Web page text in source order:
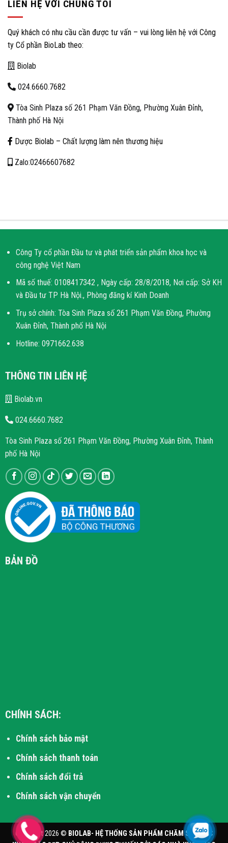
LIÊN HỆ VỚI CHÚNG TÔI
Quý khách có nhu cầu cần được tư vấn – vui lòng liên hệ với Công
ty Cổ phần BioLab theo:
Biolab
024.6660.7682
Tòa Sinh Plaza số 261 Phạm Văn Đồng, Phường Xuân Đỉnh,
Thành phố Hà Nội
Dược Biolab – Chất lượng làm nên thương hiệu
Zalo:02466607682
Công Ty cổ phần Đầu tư và phát triển sản phẩm khoa học và
công nghệ Việt Nam
Mã số thuế: 0108417342 , Ngày cấp: 28/8/2018, Nơi cấp: Sở KH
và Đầu tư TP Hà Nội., Phòng đăng kí Kinh Doanh
Trụ sở chính: Tòa Sinh Plaza số 261 Phạm Văn Đồng, Phường
Xuân Đỉnh, Thành phố Hà Nội
Hotline: 0971662.638
THÔNG TIN LIÊN HỆ
Biolab.vn
024.6660.7682
Tòa Sinh Plaza số 261 Phạm Văn Đồng, Phường Xuân Đỉnh, Thành
phố Hà Nội
BẢN ĐỒ
CHÍNH SÁCH:
Chính sách bảo mật
Chính sách thanh toán
Chính sách đổi trả
Chính sách vận chuyển
Copyright 2026 © BIOLAB- HỆ THỐNG SẢN PHẨM CHĂM SÓC SỨC